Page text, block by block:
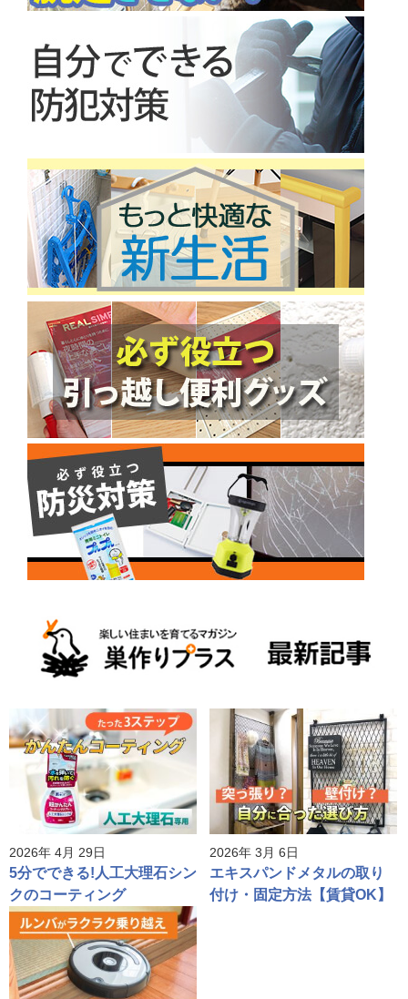
2026年 4月 29日
5分でできる!人工大理石シン
クのコーティング
2026年 3月 6日
エキスパンドメタルの取り
付け・固定方法【賃貸OK】